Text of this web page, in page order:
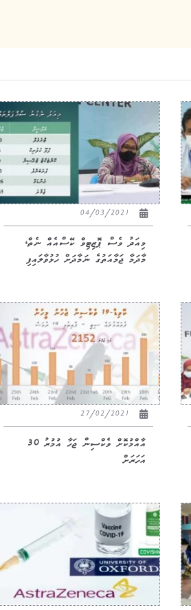
މިއަދު ވެސް ޕޮޒިޓިވް ކޭސްއެއް ނެތް،
މާދަމާ ޖަމާއަތުގެ ނަމާދަށް ހުޅުވާލައިފި
އާއްމުކޮށް ވެކްސިން ޖަހާ އުމުރު 30
އަހަރަށް